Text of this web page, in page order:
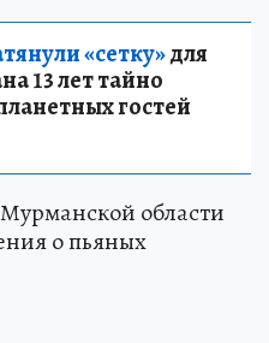
«сетку»для
13 лет тайно
гостей
области
о пьяных